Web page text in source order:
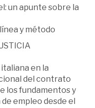
un apunte sobre la
y método
en la
del contrato
los fundamentos y
empleo desde el